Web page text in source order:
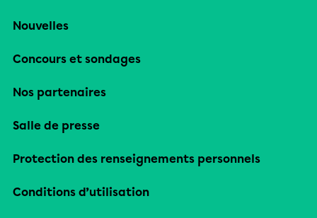
Nouvelles
Concours et sondages
Nos partenaires
Salle de presse
Protection des renseignements personnels
Conditions d’utilisation